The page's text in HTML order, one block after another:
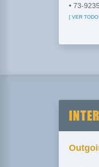
• 73-
[ VER